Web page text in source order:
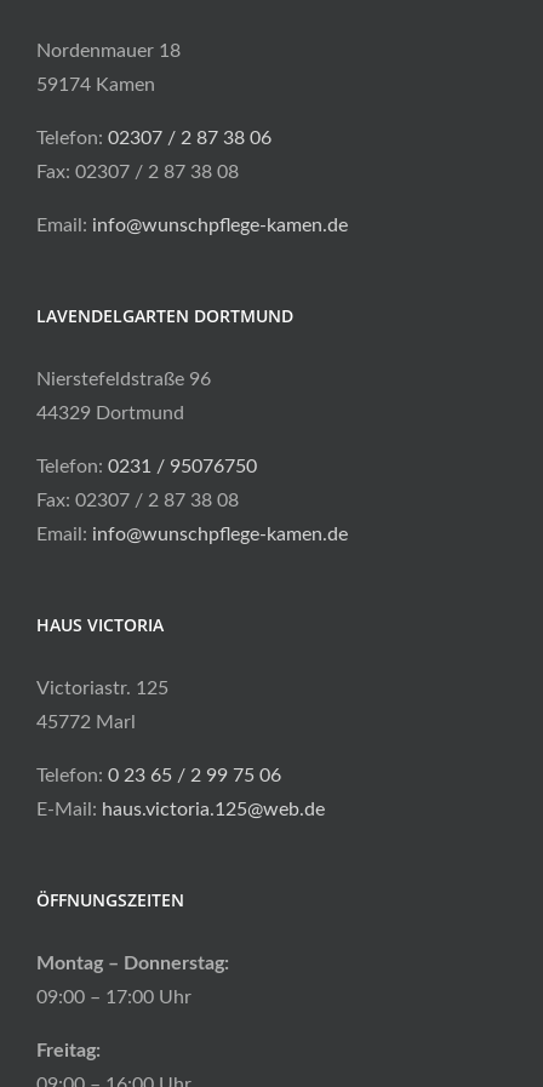
Nordenmauer 18
59174 Kamen
Telefon: 02307 / 2 87 38 06
Fax: 02307 / 2 87 38 08
Email: info@wunschpflege-kamen.de
LAVENDELGARTEN DORTMUND
Nierstefeldstraße 96
44329 Dortmund
Telefon: 0231 / 95076750
Fax: 02307 / 2 87 38 08
Email: info@wunschpflege-kamen.de
HAUS VICTORIA
Victoriastr. 125
45772 Marl
Telefon: 0 23 65 / 2 99 75 06
E-Mail: haus.victoria.125@web.de
ÖFFNUNGSZEITEN
Montag – Donnerstag:
09:00 – 17:00 Uhr
Freitag: